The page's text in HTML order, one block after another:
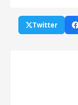
Twitter